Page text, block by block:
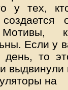
у тех,
Если у
то
на